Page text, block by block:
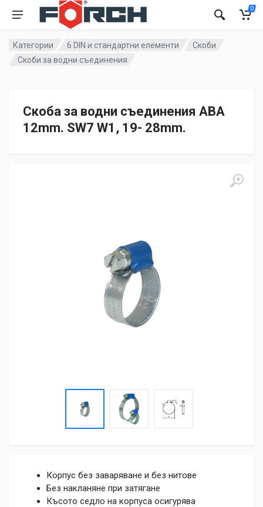
0
Категории 6 DIN и стандартни елементи
Скоби
Скоби за водни съединения
Скоба за водни съединения ABA
12mm. SW7 W1, 19- 28mm.
Корпус без заваряване и без нитове
Без накланяне при затягане
Късото седло на корпуса осигурява